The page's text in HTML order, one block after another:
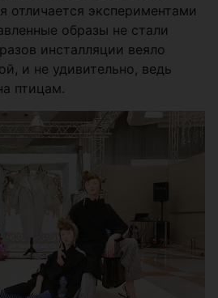
отличается экспериментами
образы не стали
инсталляции веяло
и не удивительно, ведь
птицам.